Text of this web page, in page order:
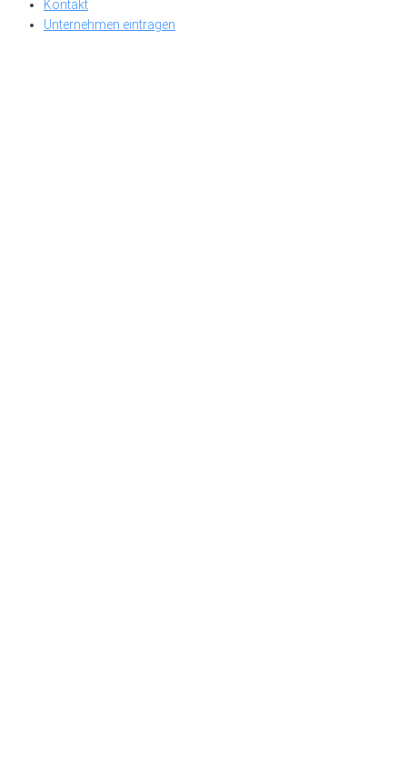
Kontakt
Unternehmen eintragen